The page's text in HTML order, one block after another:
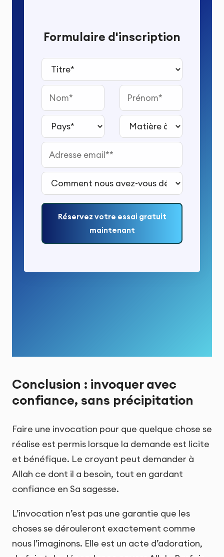
Formulaire d'inscription
Titre*
Nom Prénom
Pays* Matière à étudier*
Adresse email*
Comment nous avez-vous découvert ?*
Réservez votre essai gratuit
maintenant
Conclusion : invoquer avec
confiance, sans précipitation
Faire une invocation pour que quelque chose se
réalise est permis lorsque la demande est licite
et bénéfique. Le croyant peut demander à
Allah ce dont il a besoin, tout en gardant
confiance en Sa sagesse.
L’invocation n’est pas une garantie que les
choses se dérouleront exactement comme
nous l’imaginons. Elle est un acte d’adoration,